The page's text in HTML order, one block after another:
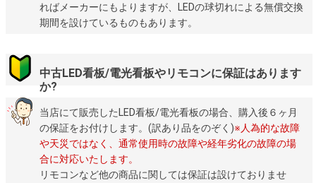
ればメーカーにもよりますが、LEDの球切れによる無償交換
期間を設けているものもあります。
中古LED看板/電光看板やリモコンに保証はあります
か?
当店にて販売したLED看板/電光看板の場合、購入後６ヶ月
の保証をお付けします。(訳あり品をのぞく)※人為的な故障
や天災ではなく、通常使用時の故障や経年劣化の故障の場
合に対応いたします。
リモコンなど他の商品に関しては保証は設けておりませ